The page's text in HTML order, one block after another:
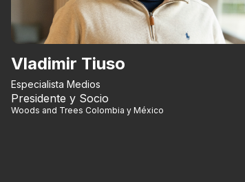
Vladimir Tiuso
Especialista Medios
Presidente y Socio
Woods and Trees Colombia y México